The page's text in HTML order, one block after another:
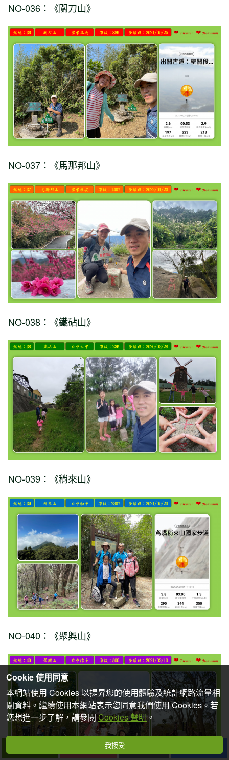
NO-036：《關刀山》
NO-037：《馬那邦山》
NO-038：《鐵砧山》
NO-039：《稍來山》
NO-040：《聚興山》
Cookie 使用同意
本網站使用 Cookies 以提昇您的使用體驗及統計網路流量相
關資料。繼續使用本網站表示您同意我們使用 Cookies。若
您想進一步了解，請參閱Cookies 聲明。
我接受